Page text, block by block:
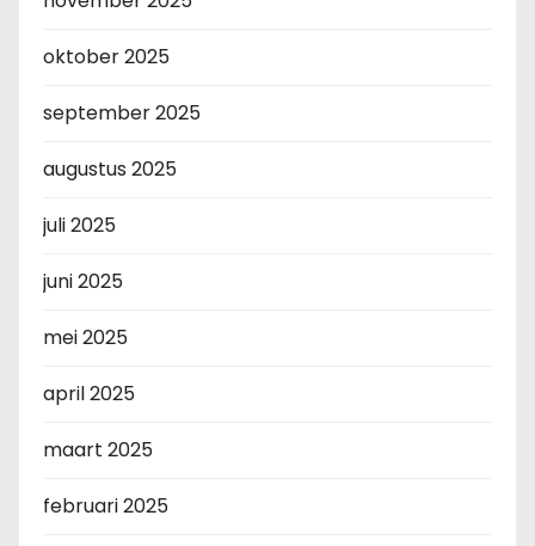
oktober 2025
september 2025
augustus 2025
juli 2025
juni 2025
mei 2025
april 2025
maart 2025
februari 2025